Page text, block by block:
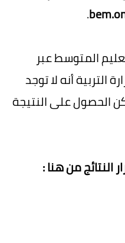
.
المتوسط عبر
التربية أنه لا توجد
الحصول على النتيجة
النتائج من هنا :